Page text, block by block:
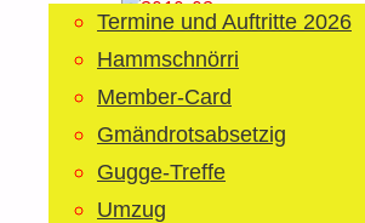
Termine und Auftritte 2026
Hammschnörri
Member-Card
Gmändrotsabsetzig
Gugge-Treffe
Umzug